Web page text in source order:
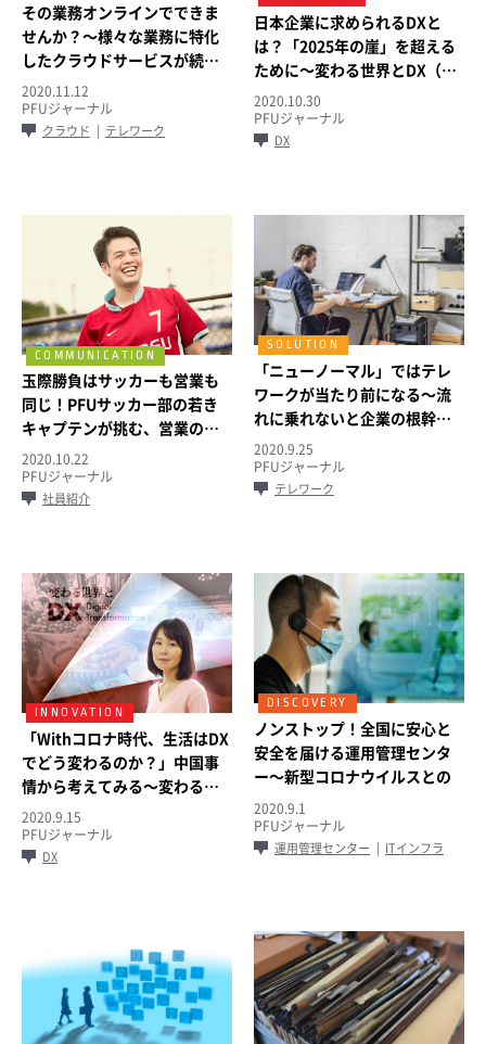
その業務オンラインでできま
せんか？～様々な業務に特化
したクラウドサービスが続々
と登場
2020.11.12
PFUジャーナル
クラウド テレワーク
日本企業に求められるDXと
は？「2025年の崖」を超える
ために～変わる世界とDX（デ
ジタルトランスフォーメーシ
ョン）第2回～
2020.10.30
PFUジャーナル
DX
玉際勝負はサッカーも営業も
同じ！PFUサッカー部の若き
キャプテンが挑む、営業の新
しいステップ
2020.10.22
PFUジャーナル
社員紹介
「ニューノーマル」ではテレ
ワークが当たり前になる～流
れに乗れないと企業の根幹が
揺らぐかもしれない～
2020.9.25
PFUジャーナル
テレワーク
「Withコロナ時代、生活はDX
でどう変わるのか？」中国事
情から考えてみる～変わる世
界とDX（デジタルトランスフ
ォーメーション）第1回～
2020.9.15
PFUジャーナル
DX
ノンストップ！全国に安心と
安全を届ける運用管理センタ
ー～新型コロナウイルスとの
闘い～
2020.9.1
PFUジャーナル
運用管理センター ITインフラ